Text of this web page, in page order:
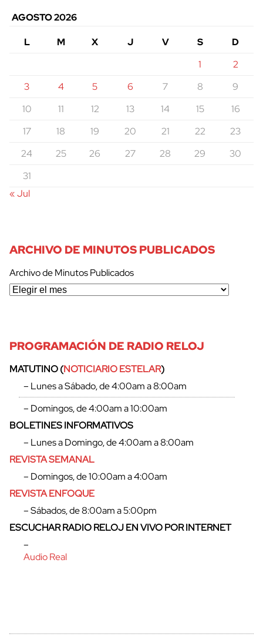
cerrar
AGOSTO 2026
L
M X J V S
D
1
2
3
4 5 6 7 8
9
10
11 12 13 14 15
16
17
18 19 20 21 22
23
24
25 26 27 28 29
30
31
« Jul
ARCHIVO DE MINUTOS PUBLICADOS
Archivo de Minutos Publicados
PROGRAMACIÓN DE RADIO RELOJ
MATUTINO (NOTICIARIO ESTELAR)
– Lunes a Sábado, de 4:00am a 8:00am
– Domingos, de 4:00am a 10:00am
BOLETINES INFORMATIVOS
– Lunes a Domingo, de 4:00am a 8:00am
REVISTA SEMANAL
– Domingos, de 10:00am a 4:00am
REVISTA ENFOQUE
– Sábados, de 8:00am a 5:00pm
ESCUCHAR RADIO RELOJ EN VIVO POR INTERNET
–
Audio Real